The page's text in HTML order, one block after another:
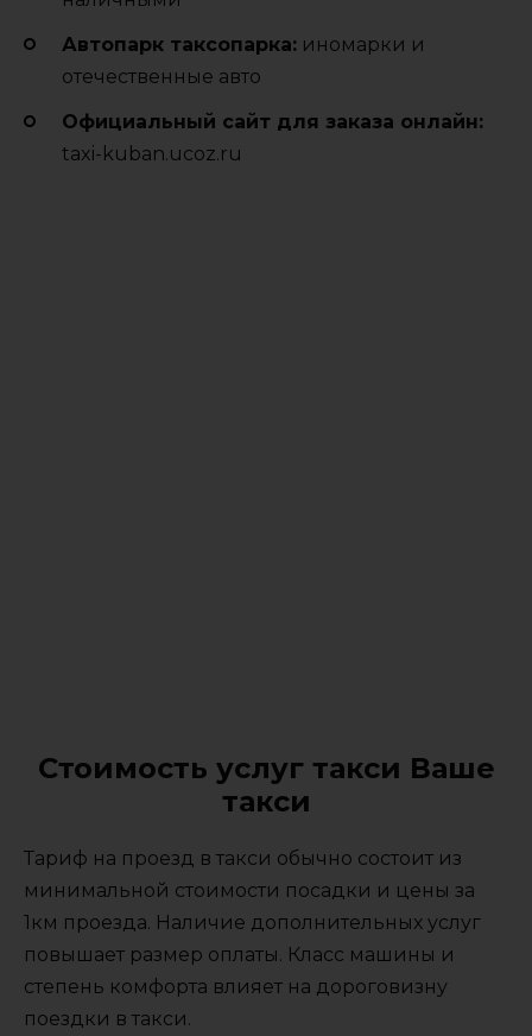
Автопарк таксопарка: иномарки и
отечественные авто
Официальный сайт для заказа онлайн:
taxi-kuban.ucoz.ru
Стоимость услуг такси Ваше
такси
Тариф на проезд в такси обычно состоит из
минимальной стоимости посадки и цены за
1км проезда. Наличие дополнительных услуг
повышает размер оплаты. Класс машины и
степень комфорта влияет на дороговизну
поездки в такси.